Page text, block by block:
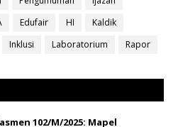
Edufair HI
Kaldik
Inklusi Laboratorium Rapor
102/M/2025: Mapel